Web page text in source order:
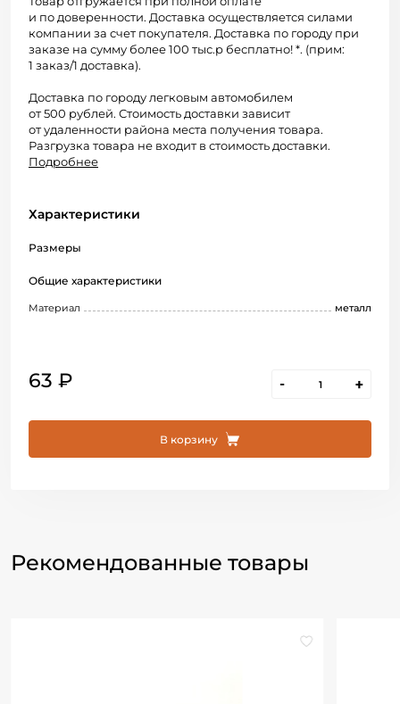
63 ₽ - +
В корзину
и по доверенности. Доставка осуществляется силами
компании за счет покупателя. Доставка по городу при
заказе на сумму более 100 тыс.р бесплатно! *. (прим:
1 заказ/1 доставка).
Доставка по городу легковым автомобилем
от 500 рублей. Стоимость доставки зависит
от удаленности района места получения товара.
Разгрузка товара не входит в стоимость доставки.
Подробнее
Характеристики
Размеры
Общие характеристики
Материал металл
Рекомендованные товары